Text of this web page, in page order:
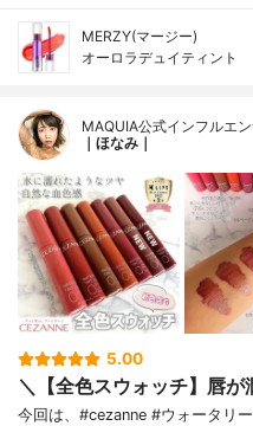
MERZY(マージー)
オーロラデュイティント
MAQUIA公式インフルエ
｜ほなみ｜
5.00
＼【全色スウォッチ】唇
今回は、#cezanne #ウォータリ